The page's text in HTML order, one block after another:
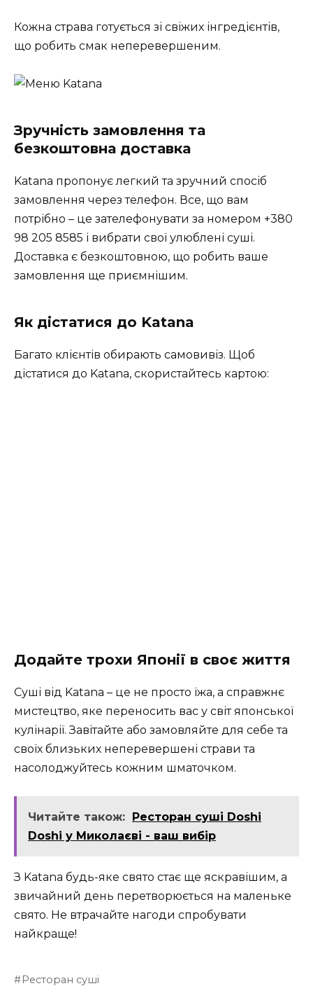
Кожна страва готується зі свіжих інгредієнтів,
що робить смак неперевершеним.
Зручність замовлення та
безкоштовна доставка
Katana пропонує легкий та зручний спосіб
замовлення через телефон. Все, що вам
потрібно – це зателефонувати за номером +380
98 205 8585 і вибрати свої улюблені суші.
Доставка є безкоштовною, що робить ваше
замовлення ще приємнішим.
Як дістатися до Katana
Багато клієнтів обирають самовивіз. Щоб
дістатися до Katana, скористайтесь картою:
Додайте трохи Японії в своє життя
Суші від Katana – це не просто їжа, а справжнє
мистецтво, яке переносить вас у світ японської
кулінарії. Завітайте або замовляйте для себе та
своїх близьких неперевершені страви та
насолоджуйтесь кожним шматочком.
Читайте також: Ресторан суші Doshi
Doshi у Миколаєві - ваш вибір
З Katana будь-яке свято стає ще яскравішим, а
звичайний день перетворюється на маленьке
свято. Не втрачайте нагоди спробувати
найкраще!
Ресторан суші